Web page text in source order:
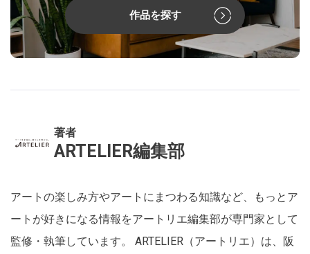
作品を探す
著者
ARTELIER編集部
アートの楽しみ方やアートにまつわる知識など、もっとア
ートが好きになる情報をアートリエ編集部が専門家として
監修・執筆しています。 ARTELIER（アートリエ）は、阪